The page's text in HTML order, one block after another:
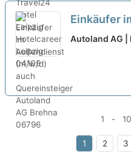
Einkäufer
auch
Autoland AG |
1 -
1 2 3